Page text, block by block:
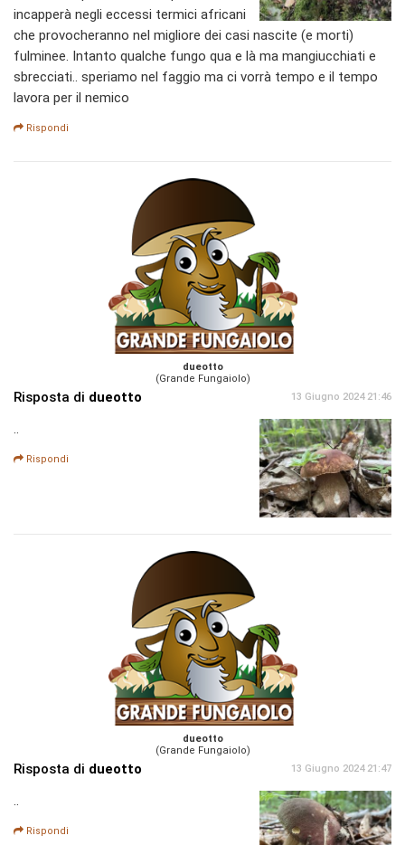
incapperà negli eccessi termici africani
che provocheranno nel migliore dei casi nascite (e morti)
fulminee. Intanto qualche fungo qua e là ma mangiucchiati e
sbrecciati.. speriamo nel faggio ma ci vorrà tempo e il tempo
lavora per il nemico
Rispondi
dueotto
(Grande Fungaiolo)
Risposta di dueotto 13 Giugno 2024 21:46
Rispondi
dueotto
(Grande Fungaiolo)
Risposta di dueotto 13 Giugno 2024 21:47
..
Rispondi